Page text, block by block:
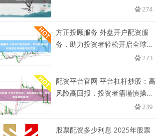
274
方正投顾服务 外盘开户配资服
务，助力投资者轻松开启全球金
273
配资平台官网 平台杠杆炒股：高
风险高回报，投资者需谨慎操
239
股票配资多少利息 2025年股票